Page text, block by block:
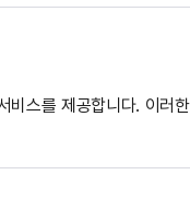
스를 제공합니다. 이러